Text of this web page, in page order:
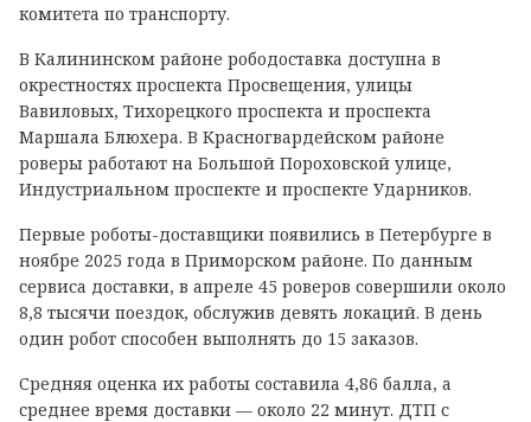
комитета по транспорту.
В Калининском районе рободоставка доступна в
окрестностях проспекта Просвещения, улицы
Вавиловых, Тихорецкого проспекта и проспекта
Маршала Блюхера. В Красногвардейском районе
роверы работают на Большой Пороховской улице,
Индустриальном проспекте и проспекте Ударников.
Первые роботы-доставщики появились в Петербурге в
ноябре 2025 года в Приморском районе. По данным
сервиса доставки, в апреле 45 роверов совершили около
8,8 тысячи поездок, обслужив девять локаций. В день
один робот способен выполнять до 15 заказов.
Средняя оценка их работы составила 4,86 балла, а
среднее время доставки — около 22 минут. ДТП с